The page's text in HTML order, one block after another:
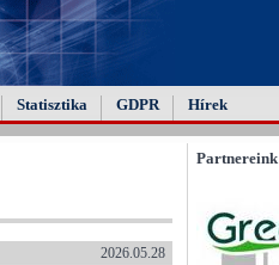
Statisztika GDPR Hírek
2026.05.28
Partnereink